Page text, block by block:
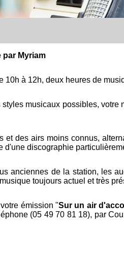
par Myriam
10h à 12h, deux heures de
musicaux possibles,
des airs moins connus,
d'une discographie
anciennes de la station, les
toujours actuel et très
émission "Sur un air
(05 49 70 81 18), par